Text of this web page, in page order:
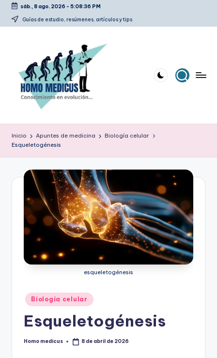
Saltar
sáb., 8 ago. 2026 - 5:08:36 PM
Guías de estudio, resúmenes, artículos y tips
o
m
d
ic
estudio,
Inicio Apuntes de medicina
Biología celular
Esqueletogénesis
esqueletogénesis
Publicado
en
Biología celular
Esqueletogénesis
Publicado
Homo medicus 8 de abril de 2026